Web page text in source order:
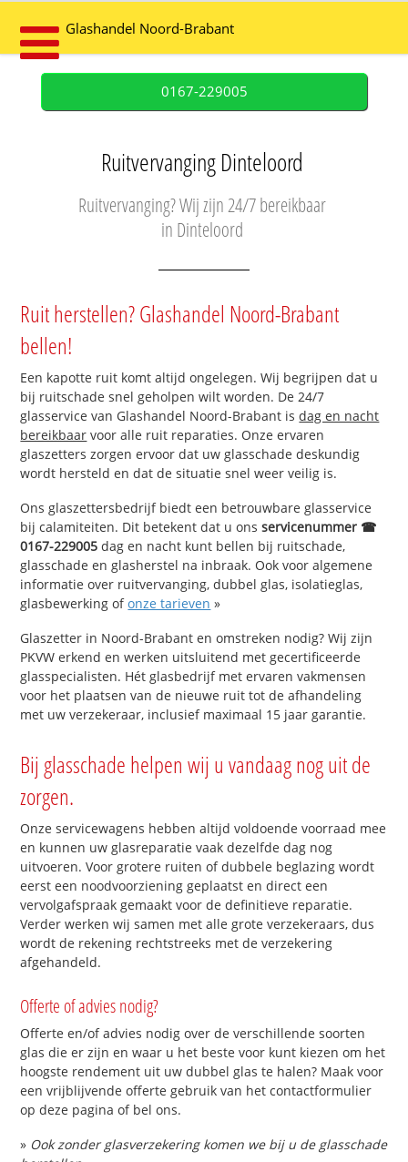
Glashandel Noord-Brabant
0167-229005
Ruitvervanging Dinteloord
Ruitvervanging? Wij zijn 24/7 bereikbaar
in Dinteloord
Ruit herstellen? Glashandel Noord-Brabant
bellen!
Een kapotte ruit komt altijd ongelegen. Wij begrijpen dat u
bij ruitschade snel geholpen wilt worden. De 24/7
glasservice van Glashandel Noord-Brabant isdag en nacht
bereikbaar voor alle ruit reparaties. Onze ervaren
glaszetters zorgen ervoor dat uw glasschade deskundig
wordt hersteld en dat de situatie snel weer veilig is.
Ons glaszettersbedrijf biedt een betrouwbare glasservice
bij calamiteiten. Dit betekent dat u onsservicenummer ☎
0167-229005 dag en nacht kunt bellen bij ruitschade,
glasschade en glasherstel na inbraak. Ook voor algemene
informatie over ruitvervanging, dubbel glas, isolatieglas,
glasbewerking ofonze tarieven »
Glaszetter in Noord-Brabant en omstreken nodig? Wij zijn
PKVW erkend en werken uitsluitend met gecertificeerde
glasspecialisten. Hét glasbedrijf met ervaren vakmensen
voor het plaatsen van de nieuwe ruit tot de afhandeling
met uw verzekeraar, inclusief maximaal 15 jaar garantie.
Bij glasschade helpen wij u vandaag nog uit de
zorgen.
Onze servicewagens hebben altijd voldoende voorraad mee
en kunnen uw glasreparatie vaak dezelfde dag nog
uitvoeren. Voor grotere ruiten of dubbele beglazing wordt
eerst een noodvoorziening geplaatst en direct een
vervolgafspraak gemaakt voor de definitieve reparatie.
Verder werken wij samen met alle grote verzekeraars, dus
wordt de rekening rechtstreeks met de verzekering
afgehandeld.
Offerte of advies nodig?
Offerte en/of advies nodig over de verschillende soorten
glas die er zijn en waar u het beste voor kunt kiezen om het
hoogste rendement uit uw dubbel glas te halen? Maak voor
een vrijblijvende offerte gebruik van het contactformulier
op deze pagina of bel ons.
» Ook zonder glasverzekering komen we bij u de glasschade